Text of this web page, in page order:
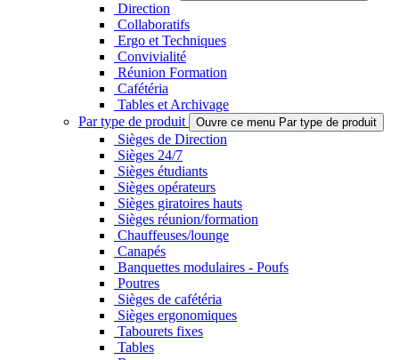
Direction
Collaboratifs
Ergo et Techniques
Convivialité
Réunion Formation
Cafétéria
Tables et Archivage
Par type de produit
Ouvre ce menu Par type de produit
Sièges de Direction
Sièges 24/7
Sièges étudiants
Sièges opérateurs
Sièges giratoires hauts
Sièges réunion/formation
Chauffeuses/lounge
Canapés
Banquettes modulaires - Poufs
Poutres
Sièges de cafétéria
Sièges ergonomiques
Tabourets fixes
Tables